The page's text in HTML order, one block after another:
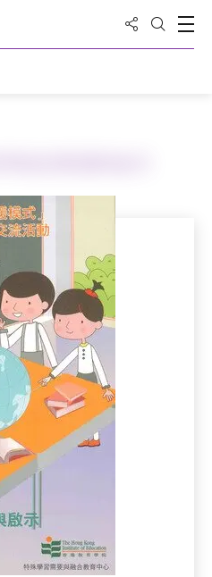
Share to
Open